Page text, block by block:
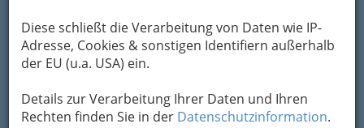
Diese schließt die Verarbeitung von Daten wie IP-
Adresse, Cookies & sonstigen Identifiern außerhalb
der EU (u.a. USA) ein.
Details zur Verarbeitung Ihrer Daten und Ihren
Rechten finden Sie in der Datenschutzinformation.
Karte anzeigen
Um die Info-Graz Firmen vor Spam-Mails zu